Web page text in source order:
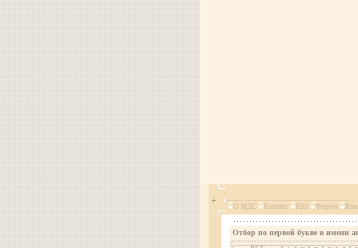
О МДС Каталог RSS Форум
Отбор по первой букве в имени